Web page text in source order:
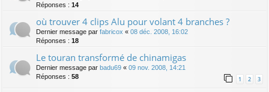
Réponses : 14
où trouver 4 clips Alu pour volant 4 branches ?
Dernier message par fabricox « 08 déc. 2008, 16:02
Réponses : 18
Le touran transformé de chinamigas
Dernier message par badu69 « 09 nov. 2008, 14:21
Réponses : 58 1 2 3